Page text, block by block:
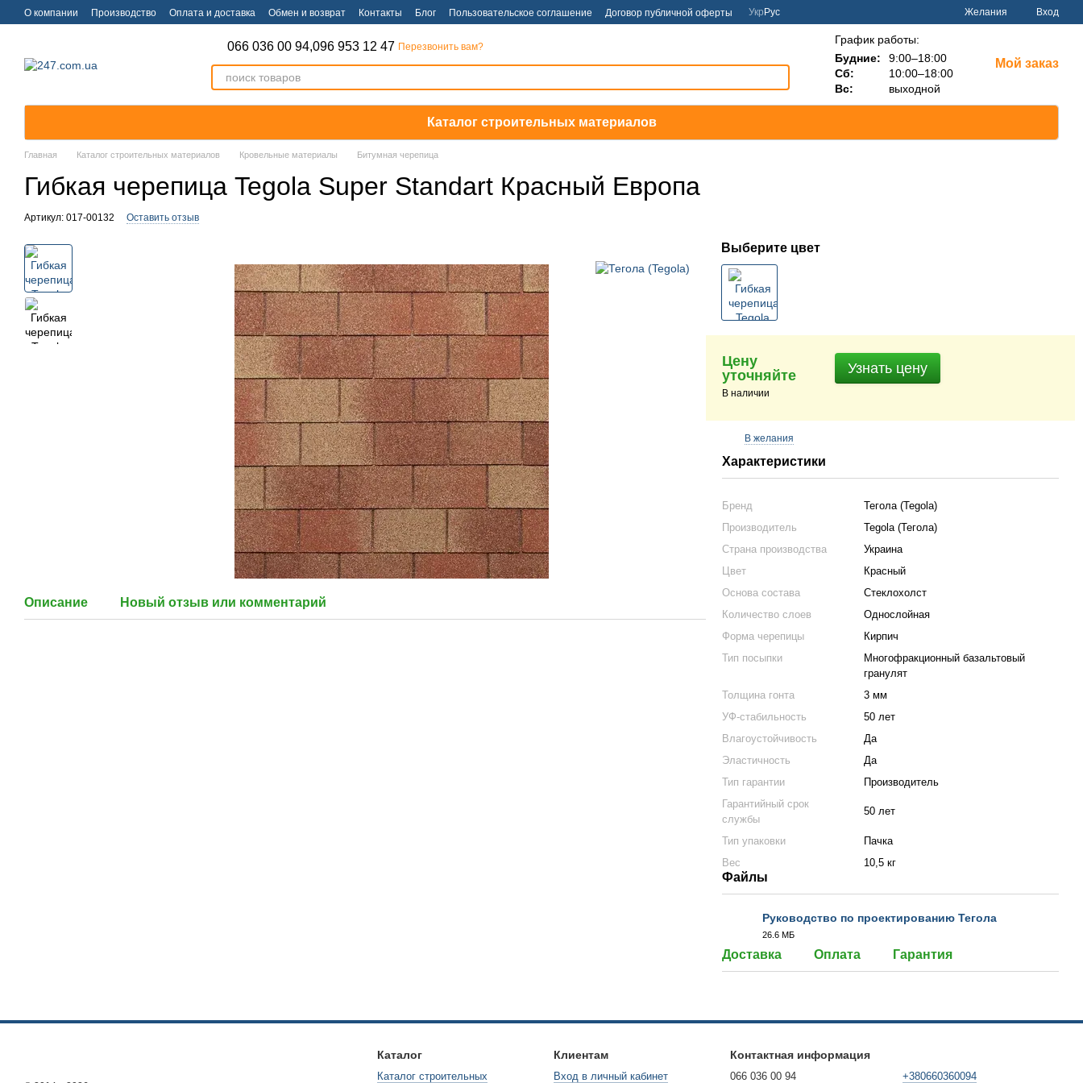
Перейти к основному контенту
О компании Производство Оплата и доставка Обмен и возврат Контакты Блог Пользовательское соглашение Договор публичной оферты Укр Рус Желания Вход
066 036 00 94,096 953 12 47 Перезвонить вам?
График работы:
Будние:
9:00–18:00
Сб:
10:00–18:00
Вс:
выходной
Мой заказ
Каталог строительных материалов
Главная Каталог строительных материалов Кровельные материалы Битумная черепица
Гибкая черепица Tegola Super Standart Красный Европа
Артикул: 017-00132 Оставить отзыв
Описание Новый отзыв или комментарий
Выберите цвет
Цену
уточняйте
В наличии
Узнать цену
В желания
Характеристики
Бренд
Тегола (Tegola)
Производитель
Tegola (Тегола)
Страна производства
Украина
Цвет
Красный
Основа состава
Стеклохолст
Количество слоев
Однослойная
Форма черепицы
Кирпич
Тип посыпки
Многофракционный базальтовый
гранулят
Толщина гонта
3 мм
УФ-стабильность
50 лет
Влагоустойчивость
Да
Эластичность
Да
Тип гарантии
Производитель
Гарантийный срок
службы
50 лет
Тип упаковки
Пачка
Вес
10,5 кг
Файлы
Руководство по проектированию Тегола
26.6 МБ
Доставка Оплата Гарантия
Каталог
Каталог строительных
Клиентам
Вход в личный кабинет
Контактная информация
066 036 00 94 +380660360094